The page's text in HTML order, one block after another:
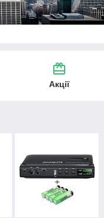
Акції